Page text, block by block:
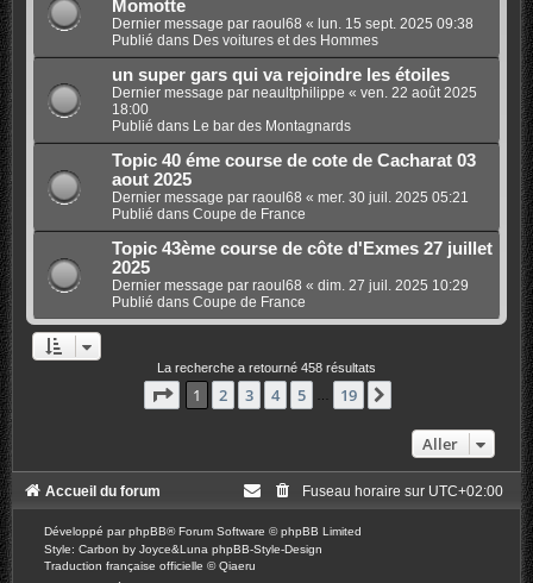
Momotte
Dernier message par raoul68 « lun. 15 sept. 2025 09:38
Publié dans Des voitures et des Hommes
un super gars qui va rejoindre les étoiles
Dernier message par neaultphilippe « ven. 22 août 2025
18:00
Publié dans Le bar des Montagnards
Topic 40 éme course de cote de Cacharat 03
aout 2025
Dernier message par raoul68 « mer. 30 juil. 2025 05:21
Publié dans Coupe de France
Topic 43ème course de côte d'Exmes 27 juillet
2025
Dernier message par raoul68 « dim. 27 juil. 2025 10:29
Publié dans Coupe de France
La recherche a retourné 458 résultats
Page 1sur19
1 2 3 4 5 19
Aller
Accueil du forum Fuseau horaire sur UTC+02:00
Développé parphpBB® Forum Software © phpBB Limited
Style: Carbon by Joyce&Luna phpBB-Style-Design
Traduction française officielle ©Qiaeru